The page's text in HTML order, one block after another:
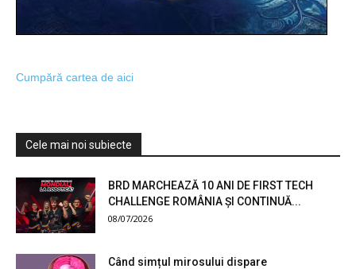
Cumpără cartea de aici
Cele mai noi subiecte
BRD MARCHEAZĂ 10 ANI DE FIRST TECH
CHALLENGE ROMÂNIA ȘI CONTINUĂ...
08/07/2026
Când simțul mirosului dispare